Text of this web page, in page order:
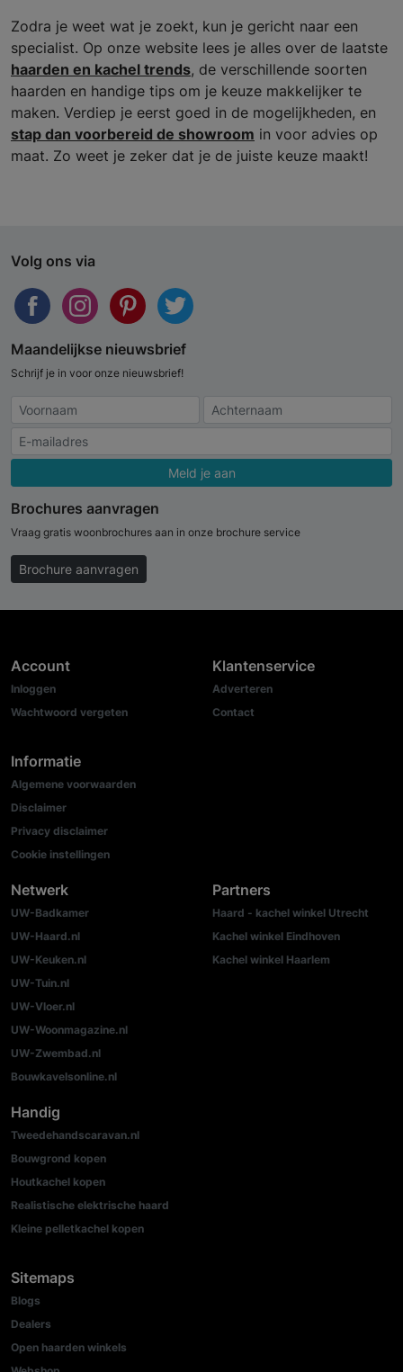
Zodra je weet wat je zoekt, kun je gericht naar een
specialist. Op onze website lees je alles over de laatste
haarden en kachel trends, de verschillende soorten
haarden en handige tips om je keuze makkelijker te
maken. Verdiep je eerst goed in de mogelijkheden, en
stap dan voorbereid de showroom in voor advies op
maat. Zo weet je zeker dat je de juiste keuze maakt!
Volg ons via
Maandelijkse nieuwsbrief
Schrijf je in voor onze nieuwsbrief!
Meld je aan
Brochures aanvragen
Vraag gratis woonbrochures aan in onze brochure service
Brochure aanvragen
Account
Inloggen
Wachtwoord vergeten
Informatie
Algemene voorwaarden
Disclaimer
Privacy disclaimer
Cookie instellingen
Klantenservice
Adverteren
Contact
Netwerk
UW-Badkamer
UW-Haard.nl
UW-Keuken.nl
UW-Tuin.nl
UW-Vloer.nl
UW-Woonmagazine.nl
UW-Zwembad.nl
Bouwkavelsonline.nl
Partners
Haard - kachel winkel Utrecht
Kachel winkel Eindhoven
Kachel winkel Haarlem
Handig
Tweedehandscaravan.nl
Bouwgrond kopen
Houtkachel kopen
Realistische elektrische haard
Kleine pelletkachel kopen
Sitemaps
Blogs
Dealers
Open haarden winkels